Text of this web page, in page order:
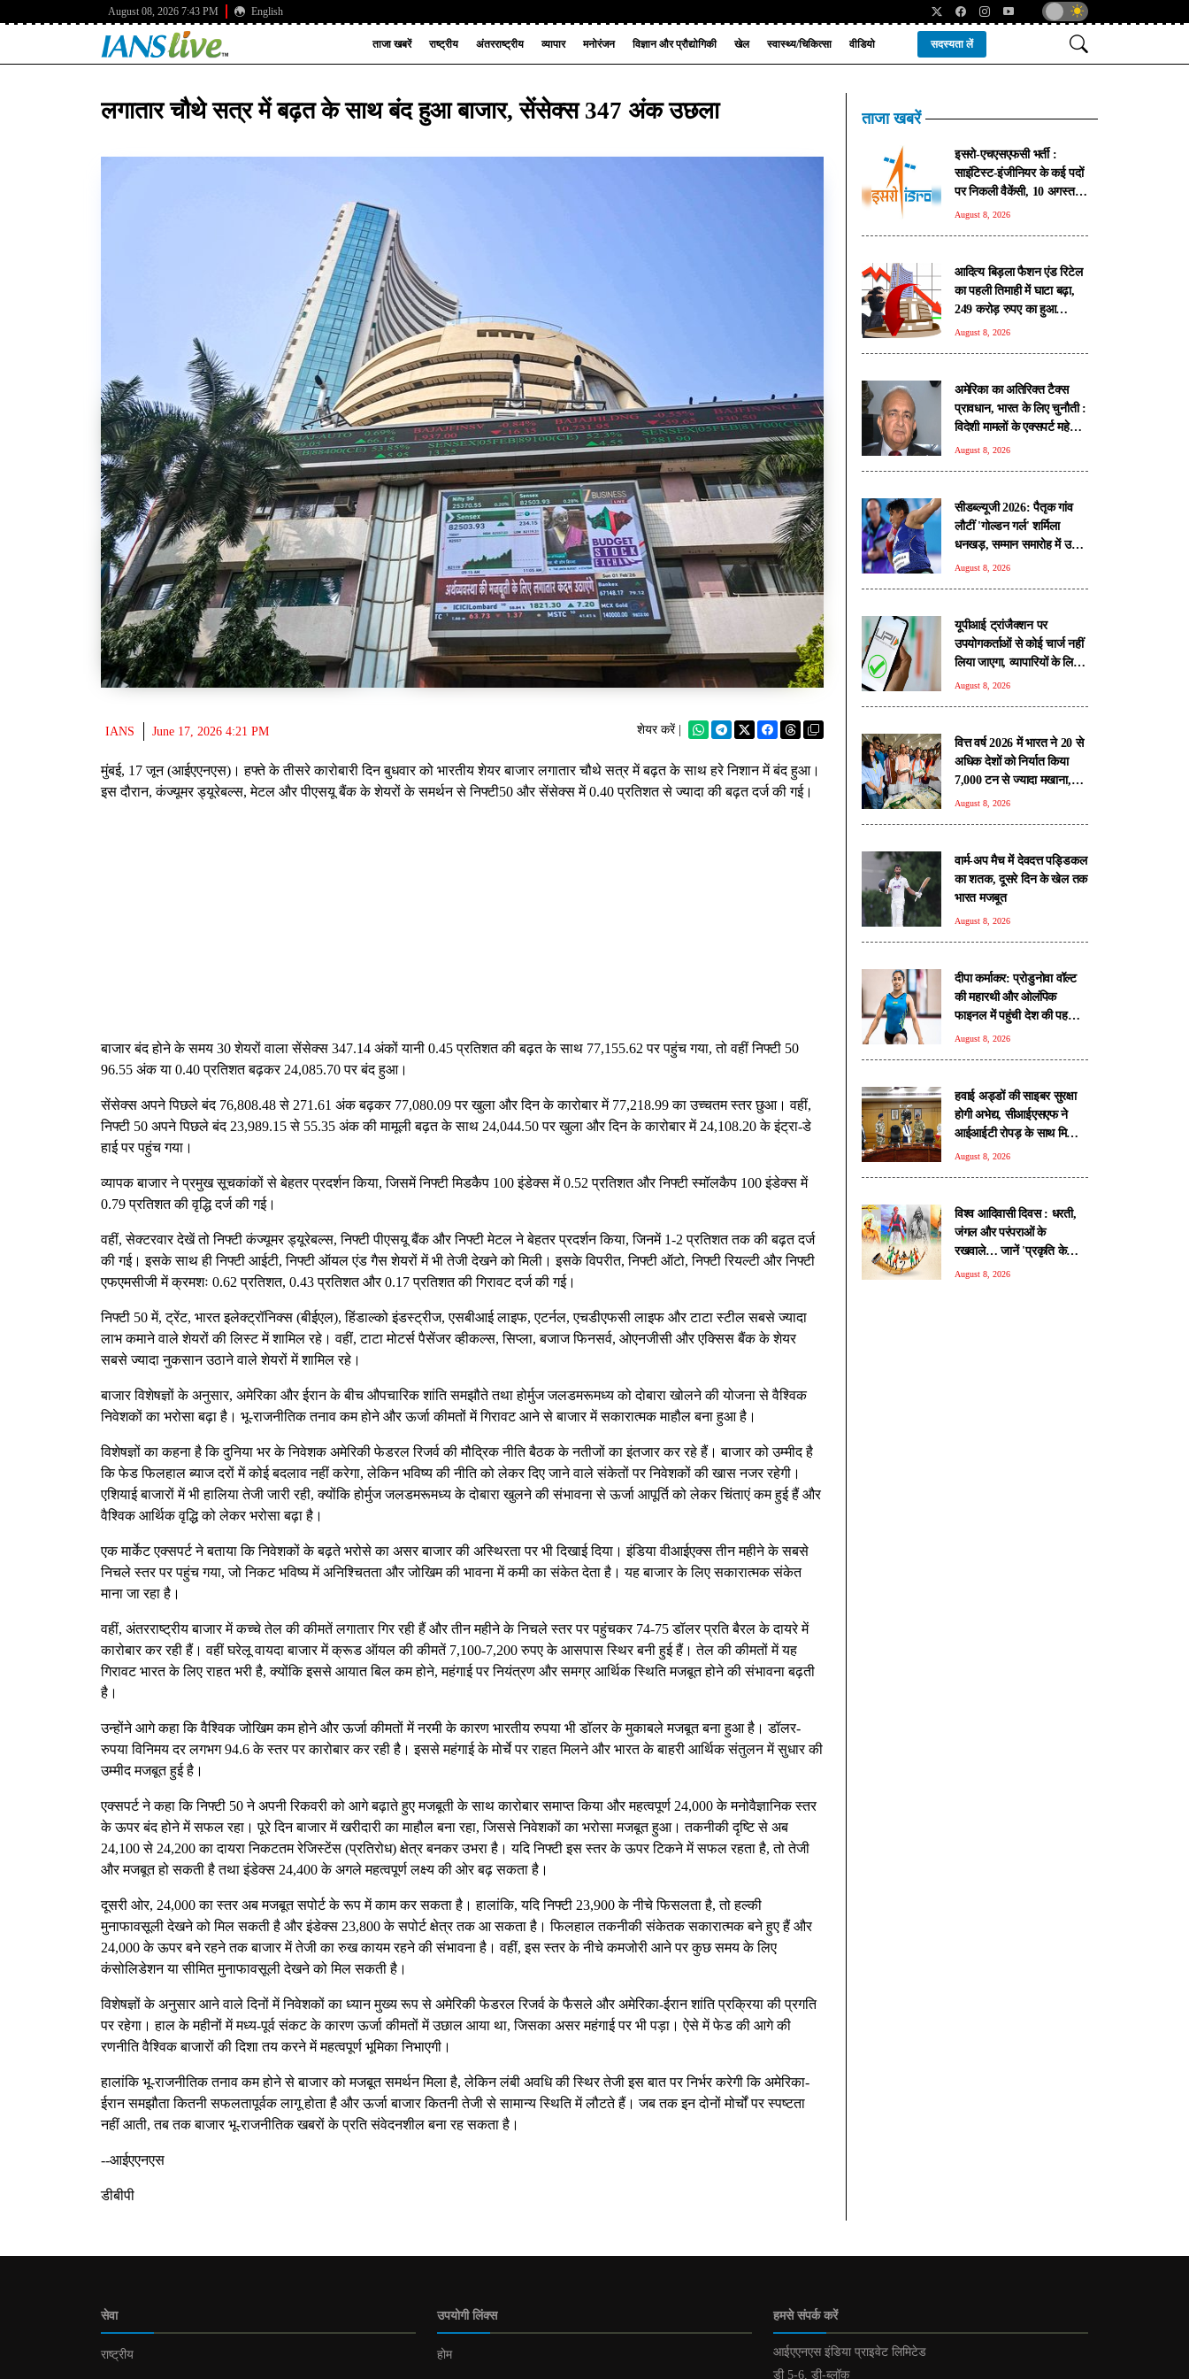
August 08, 2026 7:43 PM English
ताजा खबरें राष्ट्रीय अंतरराष्ट्रीय व्यापार मनोरंजन विज्ञान और प्रौद्योगिकी खेल स्वास्थ्य/चिकित्सा वीडियो सदस्यता लें
लगातार चौथे सत्र में बढ़त के साथ बंद हुआ बाजार, सेंसेक्स 347 अंक उछला
IANS June 17, 2026 4:21 PM शेयर करें |
मुंबई, 17 जून (आईएएनएस)। हफ्ते के तीसरे कारोबारी दिन बुधवार को भारतीय शेयर बाजार लगातार चौथे सत्र में बढ़त के साथ हरे निशान में बंद हुआ।
इस दौरान, कंज्यूमर ड्यूरेबल्स, मेटल और पीएसयू बैंक के शेयरों के समर्थन से निफ्टी50 और सेंसेक्स में 0.40 प्रतिशत से ज्यादा की बढ़त दर्ज की गई।
बाजार बंद होने के समय 30 शेयरों वाला सेंसेक्स 347.14 अंकों यानी 0.45 प्रतिशत की बढ़त के साथ 77,155.62 पर पहुंच गया, तो वहीं निफ्टी 50
96.55 अंक या 0.40 प्रतिशत बढ़कर 24,085.70 पर बंद हुआ।
सेंसेक्स अपने पिछले बंद 76,808.48 से 271.61 अंक बढ़कर 77,080.09 पर खुला और दिन के कारोबार में 77,218.99 का उच्चतम स्तर छुआ। वहीं,
निफ्टी 50 अपने पिछले बंद 23,989.15 से 55.35 अंक की मामूली बढ़त के साथ 24,044.50 पर खुला और दिन के कारोबार में 24,108.20 के इंट्रा-डे
हाई पर पहुंच गया।
व्यापक बाजार ने प्रमुख सूचकांकों से बेहतर प्रदर्शन किया, जिसमें निफ्टी मिडकैप 100 इंडेक्स में 0.52 प्रतिशत और निफ्टी स्मॉलकैप 100 इंडेक्स में
0.79 प्रतिशत की वृद्धि दर्ज की गई।
वहीं, सेक्टरवार देखें तो निफ्टी कंज्यूमर ड्यूरेबल्स, निफ्टी पीएसयू बैंक और निफ्टी मेटल ने बेहतर प्रदर्शन किया, जिनमें 1-2 प्रतिशत तक की बढ़त दर्ज
की गई। इसके साथ ही निफ्टी आईटी, निफ्टी ऑयल एंड गैस शेयरों में भी तेजी देखने को मिली। इसके विपरीत, निफ्टी ऑटो, निफ्टी रियल्टी और निफ्टी
एफएमसीजी में क्रमशः 0.62 प्रतिशत, 0.43 प्रतिशत और 0.17 प्रतिशत की गिरावट दर्ज की गई।
निफ्टी 50 में, ट्रेंट, भारत इलेक्ट्रॉनिक्स (बीईएल), हिंडाल्को इंडस्ट्रीज, एसबीआई लाइफ, एटर्नल, एचडीएफसी लाइफ और टाटा स्टील सबसे ज्यादा
लाभ कमाने वाले शेयरों की लिस्ट में शामिल रहे। वहीं, टाटा मोटर्स पैसेंजर व्हीकल्स, सिप्ला, बजाज फिनसर्व, ओएनजीसी और एक्सिस बैंक के शेयर
सबसे ज्यादा नुकसान उठाने वाले शेयरों में शामिल रहे।
बाजार विशेषज्ञों के अनुसार, अमेरिका और ईरान के बीच औपचारिक शांति समझौते तथा होर्मुज जलडमरूमध्य को दोबारा खोलने की योजना से वैश्विक
निवेशकों का भरोसा बढ़ा है। भू-राजनीतिक तनाव कम होने और ऊर्जा कीमतों में गिरावट आने से बाजार में सकारात्मक माहौल बना हुआ है।
विशेषज्ञों का कहना है कि दुनिया भर के निवेशक अमेरिकी फेडरल रिजर्व की मौद्रिक नीति बैठक के नतीजों का इंतजार कर रहे हैं। बाजार को उम्मीद है
कि फेड फिलहाल ब्याज दरों में कोई बदलाव नहीं करेगा, लेकिन भविष्य की नीति को लेकर दिए जाने वाले संकेतों पर निवेशकों की खास नजर रहेगी।
एशियाई बाजारों में भी हालिया तेजी जारी रही, क्योंकि होर्मुज जलडमरूमध्य के दोबारा खुलने की संभावना से ऊर्जा आपूर्ति को लेकर चिंताएं कम हुई हैं और
वैश्विक आर्थिक वृद्धि को लेकर भरोसा बढ़ा है।
एक मार्केट एक्सपर्ट ने बताया कि निवेशकों के बढ़ते भरोसे का असर बाजार की अस्थिरता पर भी दिखाई दिया। इंडिया वीआईएक्स तीन महीने के सबसे
निचले स्तर पर पहुंच गया, जो निकट भविष्य में अनिश्चितता और जोखिम की भावना में कमी का संकेत देता है। यह बाजार के लिए सकारात्मक संकेत
माना जा रहा है।
वहीं, अंतरराष्ट्रीय बाजार में कच्चे तेल की कीमतें लगातार गिर रही हैं और तीन महीने के निचले स्तर पर पहुंचकर 74-75 डॉलर प्रति बैरल के दायरे में
कारोबार कर रही हैं। वहीं घरेलू वायदा बाजार में क्रूड ऑयल की कीमतें 7,100-7,200 रुपए के आसपास स्थिर बनी हुई हैं। तेल की कीमतों में यह
गिरावट भारत के लिए राहत भरी है, क्योंकि इससे आयात बिल कम होने, महंगाई पर नियंत्रण और समग्र आर्थिक स्थिति मजबूत होने की संभावना बढ़ती
है।
उन्होंने आगे कहा कि वैश्विक जोखिम कम होने और ऊर्जा कीमतों में नरमी के कारण भारतीय रुपया भी डॉलर के मुकाबले मजबूत बना हुआ है। डॉलर-
रुपया विनिमय दर लगभग 94.6 के स्तर पर कारोबार कर रही है। इससे महंगाई के मोर्चे पर राहत मिलने और भारत के बाहरी आर्थिक संतुलन में सुधार की
उम्मीद मजबूत हुई है।
एक्सपर्ट ने कहा कि निफ्टी 50 ने अपनी रिकवरी को आगे बढ़ाते हुए मजबूती के साथ कारोबार समाप्त किया और महत्वपूर्ण 24,000 के मनोवैज्ञानिक स्तर
के ऊपर बंद होने में सफल रहा। पूरे दिन बाजार में खरीदारी का माहौल बना रहा, जिससे निवेशकों का भरोसा मजबूत हुआ। तकनीकी दृष्टि से अब
24,100 से 24,200 का दायरा निकटतम रेजिस्टेंस (प्रतिरोध) क्षेत्र बनकर उभरा है। यदि निफ्टी इस स्तर के ऊपर टिकने में सफल रहता है, तो तेजी
और मजबूत हो सकती है तथा इंडेक्स 24,400 के अगले महत्वपूर्ण लक्ष्य की ओर बढ़ सकता है।
दूसरी ओर, 24,000 का स्तर अब मजबूत सपोर्ट के रूप में काम कर सकता है। हालांकि, यदि निफ्टी 23,900 के नीचे फिसलता है, तो हल्की
मुनाफावसूली देखने को मिल सकती है और इंडेक्स 23,800 के सपोर्ट क्षेत्र तक आ सकता है। फिलहाल तकनीकी संकेतक सकारात्मक बने हुए हैं और
24,000 के ऊपर बने रहने तक बाजार में तेजी का रुख कायम रहने की संभावना है। वहीं, इस स्तर के नीचे कमजोरी आने पर कुछ समय के लिए
कंसोलिडेशन या सीमित मुनाफावसूली देखने को मिल सकती है।
विशेषज्ञों के अनुसार आने वाले दिनों में निवेशकों का ध्यान मुख्य रूप से अमेरिकी फेडरल रिजर्व के फैसले और अमेरिका-ईरान शांति प्रक्रिया की प्रगति
पर रहेगा। हाल के महीनों में मध्य-पूर्व संकट के कारण ऊर्जा कीमतों में उछाल आया था, जिसका असर महंगाई पर भी पड़ा। ऐसे में फेड की आगे की
रणनीति वैश्विक बाजारों की दिशा तय करने में महत्वपूर्ण भूमिका निभाएगी।
हालांकि भू-राजनीतिक तनाव कम होने से बाजार को मजबूत समर्थन मिला है, लेकिन लंबी अवधि की स्थिर तेजी इस बात पर निर्भर करेगी कि अमेरिका-
ईरान समझौता कितनी सफलतापूर्वक लागू होता है और ऊर्जा बाजार कितनी तेजी से सामान्य स्थिति में लौटते हैं। जब तक इन दोनों मोर्चों पर स्पष्टता
नहीं आती, तब तक बाजार भू-राजनीतिक खबरों के प्रति संवेदनशील बना रह सकता है।
--आईएएनएस
डीबीपी
ताजा खबरें
इसरो-एचएसएफसी भर्ती :
साइंटिस्ट-इंजीनियर के कई पदों
पर निकली वैकेंसी, 10 अगस्त से
आवेदन प्रक्रिया शुरू
August 8, 2026
आदित्य बिड़ला फैशन एंड रिटेल
का पहली तिमाही में घाटा बढ़ा,
249 करोड़ रुपए का हुआ
नुकसान
August 8, 2026
अमेरिका का अतिरिक्त टैक्स
प्रावधान, भारत के लिए चुनौती :
विदेशी मामलों के एक्सपर्ट महेश
सचदेव
August 8, 2026
सीडब्ल्यूजी 2026: पैतृक गांव
लौटीं 'गोल्डन गर्ल' शर्मिला
धनखड़, सम्मान समारोह में उमड़ा
जनसैलाब
August 8, 2026
यूपीआई ट्रांजैक्शन पर
उपयोगकर्ताओं से कोई चार्ज नहीं
लिया जाएगा, व्यापारियों के लिए
भी अधिकांश ट्रांजैक्शन रहेंगे
August 8, 2026
वित्त वर्ष 2026 में भारत ने 20 से
अधिक देशों को निर्यात किया
7,000 टन से ज्यादा मखाना,
वैश्विक बाजार में बढ़ी बिहार के
August 8, 2026
वार्म-अप मैच में देवदत्त पड्डिकल
का शतक, दूसरे दिन के खेल तक
भारत मजबूत
August 8, 2026
दीपा कर्माकर: प्रोडुनोवा वॉल्ट
की महारथी और ओलंपिक
फाइनल में पहुंची देश की पहली
जिम्नास्ट
August 8, 2026
हवाई अड्डों की साइबर सुरक्षा
होगी अभेद्य, सीआईएसएफ ने
आईआईटी रोपड़ के साथ मिलाया
हाथ
August 8, 2026
विश्व आदिवासी दिवस : धरती,
जंगल और परंपराओं के
रखवाले… जानें 'प्रकृति के
प्रहरियों' की कहानी
August 8, 2026
सेवा
राष्ट्रीय
उपयोगी लिंक्स
होम
हमसे संपर्क करें
आईएएनएस इंडिया प्राइवेट लिमिटेड
डी 5-6, डी-ब्लॉक